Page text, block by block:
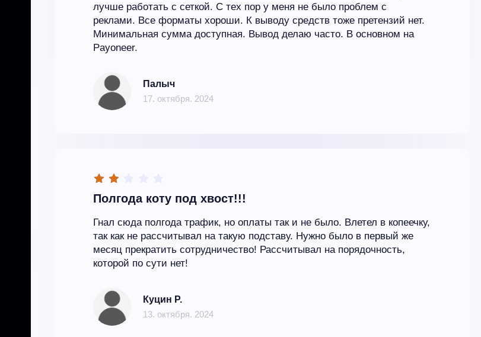
лучше работать с сеткой. С тех пор у меня не было проблем с
реклами. Все форматы хороши. К выводу средств тоже претензий нет.
Минимальная сумма доступная. Вывод делаю часто. В основном на
Payoneer.
Палыч
17. октября. 2024
Полгода коту под хвост!!!
Гнал сюда полгода трафик, но оплаты так и не было. Влетел в копеечку,
так как не рассчитывал на такую подставу. Нужно было в первый же
месяц прекратить сотрудничество! Рассчитывал на порядочность,
которой по сути нет!
Куцин Р.
13. октября. 2024